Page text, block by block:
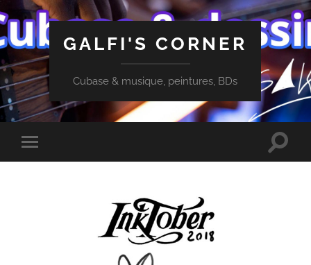
GALFI'S CORNER
Cubase & musique, peintures, BDs
Toggle
mobile
Toggle